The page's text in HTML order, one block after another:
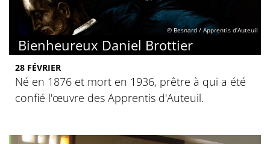
© Besnard / Apprentis d’Auteuil
Bienheureux Daniel Brottier
28 FÉVRIER
Né en 1876 et mort en 1936, prêtre à qui a été
confié l'œuvre des Apprentis d'Auteuil.